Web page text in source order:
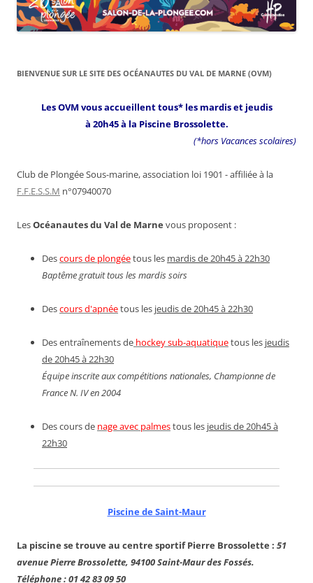
BIENVENUE SUR LE SITE DES OCÉANAUTES DU VAL DE MARNE (OVM)
Les OVM vous accueillent tous* les mardis et jeudis
à 20h45 à la Piscine Brossolette.
(*hors Vacances scolaires)
Club de Plongée Sous-marine, association loi 1901 - affiliée à la
F.F.E.S.S.M n°07940070
LesOcéanautes du Val de Marne vous proposent :
Descours de plongéetous les mardis de 20h45 à 22h30
Baptême gratuit tous les mardis soirs
Descours d'apnéetous les jeudis de 20h45 à 22h30
Des entraînements de hockey sub-aquatiquetous les jeudis
de 20h45 à 22h30
Équipe inscrite aux compétitions nationales, Championne de
France N. IV en 2004
Des cours de nage avec palmestous les jeudis de 20h45 à
22h30
Piscine de Saint-Maur
La piscine se trouve au centre sportif Pierre Brossolette : 51
avenue Pierre Brossolette, 94100 Saint-Maur des Fossés.
Téléphone : 01 42 83 09 50